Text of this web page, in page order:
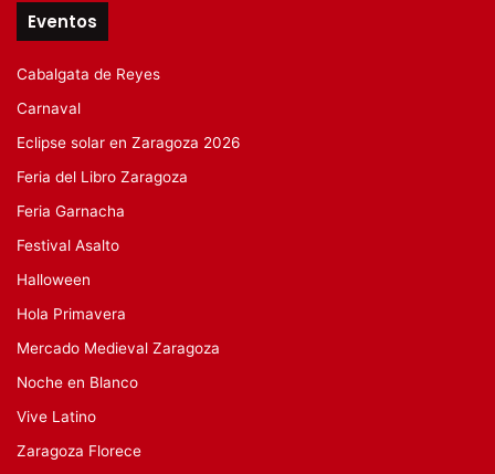
Eventos
Cabalgata de Reyes
Carnaval
Eclipse solar en Zaragoza 2026
Feria del Libro Zaragoza
Feria Garnacha
Festival Asalto
Halloween
Hola Primavera
Mercado Medieval Zaragoza
Noche en Blanco
Vive Latino
Zaragoza Florece